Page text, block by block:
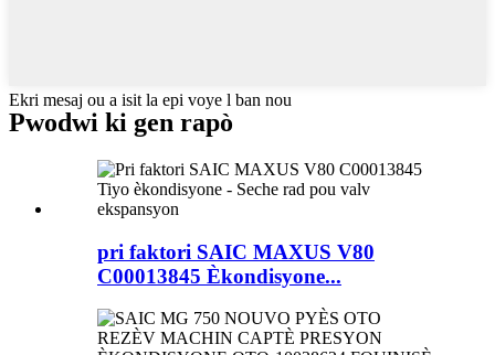
Ekri mesaj ou a isit la epi voye l ban nou
Pwodwi ki gen rapò
pri faktori SAIC MAXUS V80
C00013845 Èkondisyone...